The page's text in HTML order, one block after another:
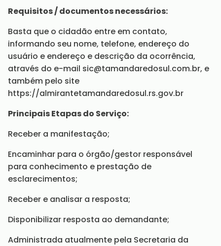
Requisitos / documentos necessários:
Basta que o cidadão entre em contato,
informando seu nome, telefone, endereço do
usuário e endereço e descrição da ocorrência,
através do e-mail sic@tamandaredosul.com.br, e
também pelo site
https://almirantetamandaredosul.rs.gov.br
Principais Etapas do Serviço:
Receber a manifestação;
Encaminhar para o órgão/gestor responsável
para conhecimento e prestação de
esclarecimentos;
Receber e analisar a resposta;
Disponibilizar resposta ao demandante;
Administrada atualmente pela Secretaria da